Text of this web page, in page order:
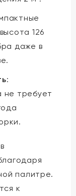
126
даже в
:
не требует
палитре.
к